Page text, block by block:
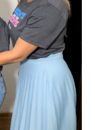
nesse caso
do Estado do Rio
no comércio, os
no rumo certo,
para a
o prefeito Dorlei